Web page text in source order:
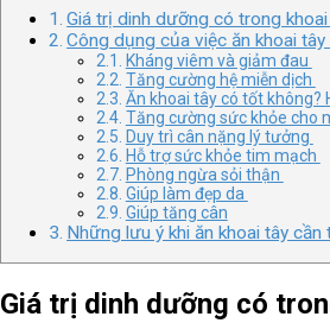
Giá trị dinh dưỡng có trong
Công dụng của việc ăn khoai tây
Kháng viêm và giảm đau
Tăng cường hệ miễn dịch
Ăn khoai tây có tốt không?
Tăng cường sức khỏe cho
Duy trì cân nặng lý tưởng
Hỗ trợ sức khỏe tim mạch
Phòng ngừa sỏi thận
Giúp làm đẹp da
Giúp tăng cân
Những lưu ý khi ăn khoai tây cần
Giá trị dinh dưỡng có